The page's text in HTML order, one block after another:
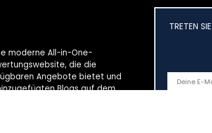
moderne All-in-One-
die die
Angebote bietet und
Blogs auf dem
TRETEN